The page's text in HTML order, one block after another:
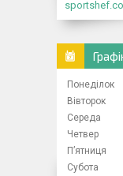
Понеділок
Вівторок
Середа
Четвер
Пʼятниця
Субота